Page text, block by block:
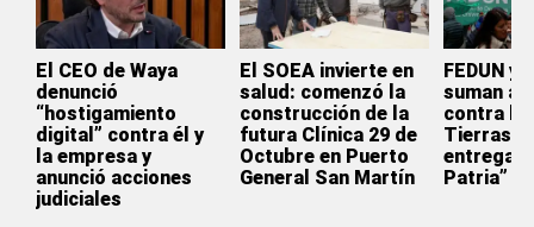
El CEO de Waya
denunció
“hostigamiento
digital” contra él y
la empresa y
anunció acciones
judiciales
El SOEA invierte en
salud: comenzó la
construcción de la
futura Clínica 29 de
Octubre en Puerto
General San Martín
FEDUN y
suman a
contra la
Tierras:
entrega
Patria”